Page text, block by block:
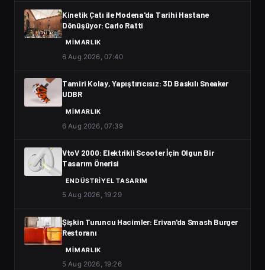
Kinetik Çatı ile Modena'da Tarihi Hastane
Dönüşüyor: Carlo Ratti
MIMARLIK
6 Aug 2026, 07:40
Tamiri Kolay, Yapıştırıcısız: 3D Baskılı Sneaker
UDBR
MIMARLIK
6 Aug 2026, 07:39
VtoV 2000: Elektrikli Scooter İçin Olgun Bir
Tasarım Önerisi
ENDÜSTRIYEL TASARIM
5 Aug 2026, 19:29
Şişkin Turuncu Hacimler: Erivan'da Smash Burger
Restoranı
MIMARLIK
5 Aug 2026, 19:26